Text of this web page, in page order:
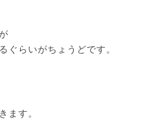
ぐらいがちょうどです。
ます。